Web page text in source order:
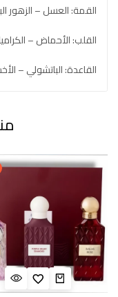
القمة: العسل – الزهور
القلب: الأحماض –
القاعدة: الباتشولي –